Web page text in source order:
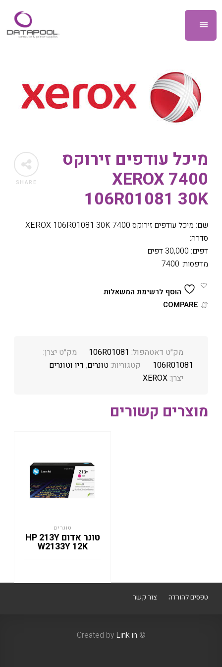
SHARE
מיכל עודפים זירוקס
7400 XEROX
106R01081 30K
שם: מיכל עודפים זירוקס 7400 XEROX 106R01081 30K
סדרה:
דפים: 30,000 דפים
מדפסות: 7400
הוסף לרשימת המשאלות
COMPARE
מק״ט דאטהפול: 106R01081
מק״ט יצרן:
106R01081
קטגוריות:טונרים, דיו וטונרים
יצרן:XEROX
מוצרים קשורים
טונרים
טונר אדום HP 213Y
W2133Y 12K
טפסים להורדה צור קשר
© Created by
Link in